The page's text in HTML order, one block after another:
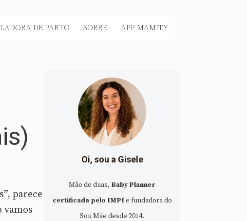
DE PARTO SOBRE APP MAMITY
parece
vamos
Oi, sou a Gisele
Mãe de duas, Baby Planner
certificada pelo IMPIe fundadora do
Sou Mãe desde 2014.